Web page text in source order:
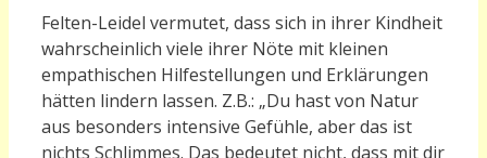
Felten-Leidel vermutet, dass sich in ihrer Kindheit
wahrscheinlich viele ihrer Nöte mit kleinen
empathischen Hilfestellungen und Erklärungen
hätten lindern lassen. Z.B.: „Du hast von Natur
aus besonders intensive Gefühle, aber das ist
nichts Schlimmes. Das bedeutet nicht, dass mit dir